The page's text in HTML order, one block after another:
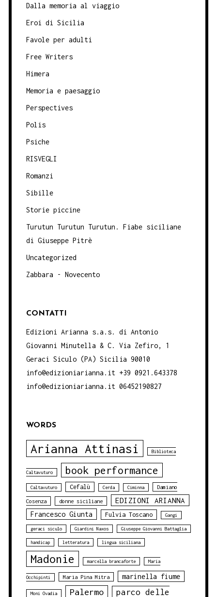
Dalla memoria al viaggio
Eroi di Sicilia
Favole per adulti
Free Writers
Himera
Memoria e paesaggio
Perspectives
Polis
Psiche
RISVEGLI
Romanzi
Sibille
Storie piccine
Turutun Turutun Turutun. Fiabe siciliane
di Giuseppe Pitrè
Uncategorized
Zabbara - Novecento
CONTATTI
Edizioni Arianna s.a.s. di Antonio
Giovanni Minutella & C. Via Zefiro, 1
Geraci Siculo (PA) Sicilia 90010
info@edizioniarianna.it +39 0921.643378
info@edizioniarianna.it 06452190827
WORDS
Arianna Attinasi Biblioteca
Caltavuturo book performance
Caltavuturo Cefalù Cerda Ciminna Damiano
Cosenza donne siciliane EDIZIONI ARIANNA
Francesco Giunta Fulvia Toscano Gangi
geraci siculo Giardini Naxos Giuseppe Giovanni Battaglia
handicap letteratura lingua siciliana
Madonie marcella brancaforte Maria
Occhipinti Maria Pina Mitra marinella fiume
Moni Ovadia Palermo parco delle